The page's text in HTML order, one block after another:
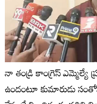
నా తండ్రి కాంగ్రెస్
ఉందంటూ కుమారుడు